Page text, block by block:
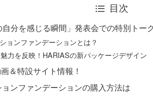
目次
分を感じる瞬間」発表会での特別トーク
ョンファンデーションとは？
力を反映！HARIASの新パッケージデザイン
＆特設サイト情報！
ンファンデーションの購入方法は